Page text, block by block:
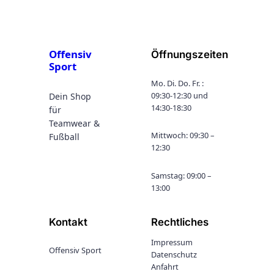
Offensiv
Sport
Dein Shop
für
Teamwear &
Fußball
Öffnungszeiten
Mo. Di. Do. Fr. :
09:30-12:30 und
14:30-18:30
Mittwoch: 09:30 –
12:30
Samstag: 09:00 –
13:00
Kontakt
Offensiv Sport
Rechtliches
Impressum
Datenschutz
Anfahrt